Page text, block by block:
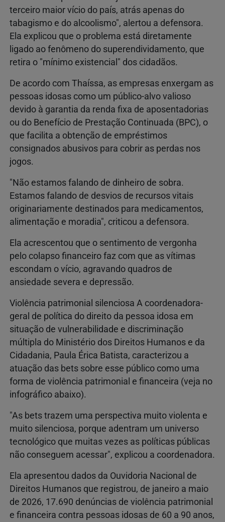
terceiro maior vício do país, atrás apenas do
tabagismo e do alcoolismo", alertou a defensora.
Ela explicou que o problema está diretamente
ligado ao fenômeno do superendividamento, que
retira o "mínimo existencial" dos cidadãos.
De acordo com Thaíssa, as empresas enxergam as
pessoas idosas como um público-alvo valioso
devido à garantia da renda fixa de aposentadorias
ou do Benefício de Prestação Continuada (BPC), o
que facilita a obtenção de empréstimos
consignados abusivos para cobrir as perdas nos
jogos.
"Não estamos falando de dinheiro de sobra.
Estamos falando de desvios de recursos vitais
originariamente destinados para medicamentos,
alimentação e moradia", criticou a defensora.
Ela acrescentou que o sentimento de vergonha
pelo colapso financeiro faz com que as vítimas
escondam o vício, agravando quadros de
ansiedade severa e depressão.
Violência patrimonial silenciosa A coordenadora-
geral de política do direito da pessoa idosa em
situação de vulnerabilidade e discriminação
múltipla do Ministério dos Direitos Humanos e da
Cidadania, Paula Érica Batista, caracterizou a
atuação das bets sobre esse público como uma
forma de violência patrimonial e financeira (veja no
infográfico abaixo).
"As bets trazem uma perspectiva muito violenta e
muito silenciosa, porque adentram um universo
tecnológico que muitas vezes as políticas públicas
não conseguem acessar", explicou a coordenadora.
Ela apresentou dados da Ouvidoria Nacional de
Direitos Humanos que registrou, de janeiro a maio
de 2026, 17.690 denúncias de violência patrimonial
e financeira contra pessoas idosas de 60 a 90 anos,